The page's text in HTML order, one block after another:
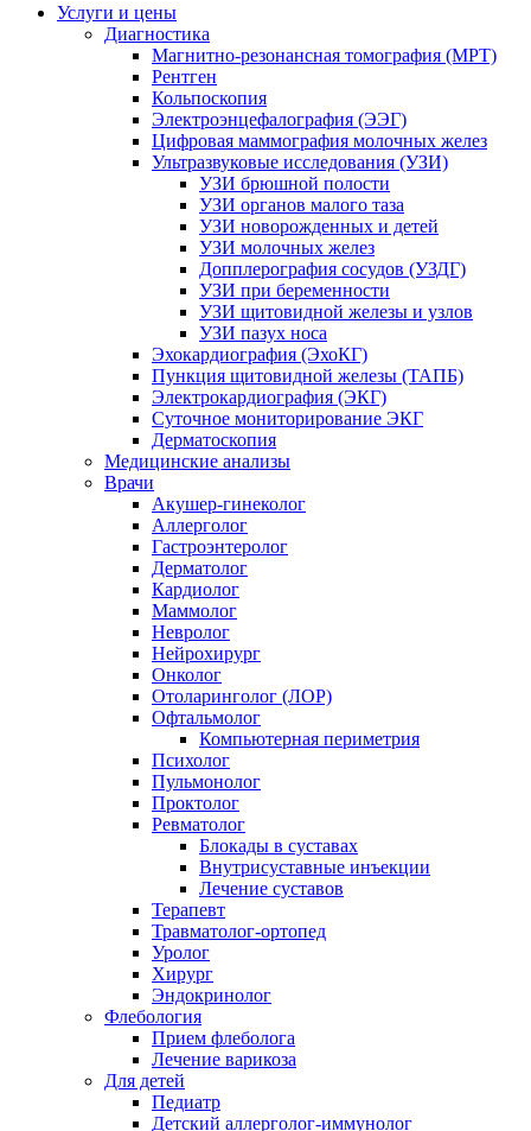
Услуги и цены
Диагностика
Магнитно-резонансная томография (МРТ)
Рентген
Кольпоскопия
Электроэнцефалография (ЭЭГ)
Цифровая маммография молочных желез
Ультразвуковые исследования (УЗИ)
УЗИ брюшной полости
УЗИ органов малого таза
УЗИ новорожденных и детей
УЗИ молочных желез
Допплерография сосудов (УЗДГ)
УЗИ при беременности
УЗИ щитовидной железы и узлов
УЗИ пазух носа
Эхокардиография (ЭхоКГ)
Пункция щитовидной железы (ТАПБ)
Электрокардиография (ЭКГ)
Суточное мониторирование ЭКГ
Дерматоскопия
Медицинские анализы
Врачи
Акушер-гинеколог
Аллерголог
Гастроэнтеролог
Дерматолог
Кардиолог
Маммолог
Невролог
Нейрохирург
Онколог
Отоларинголог (ЛОР)
Офтальмолог
Компьютерная периметрия
Психолог
Пульмонолог
Проктолог
Ревматолог
Блокады в суставах
Внутрисуставные инъекции
Лечение суставов
Терапевт
Травматолог-ортопед
Уролог
Хирург
Эндокринолог
Флебология
Прием флеболога
Лечение варикоза
Для детей
Педиатр
Детский аллерголог-иммунолог